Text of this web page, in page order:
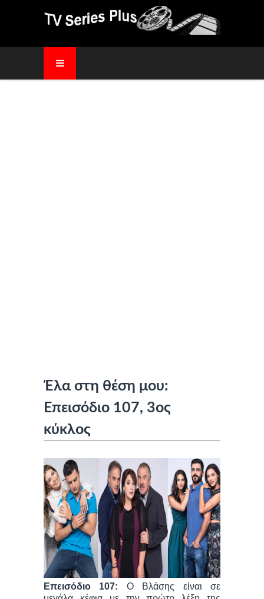
Έλα στη θέση μου:
Επεισόδιο 107, 3ος
κύκλος
Επεισόδιο 107: Ο Βλάσης είναι σε